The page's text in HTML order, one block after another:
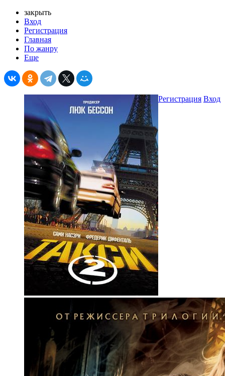
закрыть
Вход
Регистрация
Главная
По жанру
Еще
Регистрация Вход